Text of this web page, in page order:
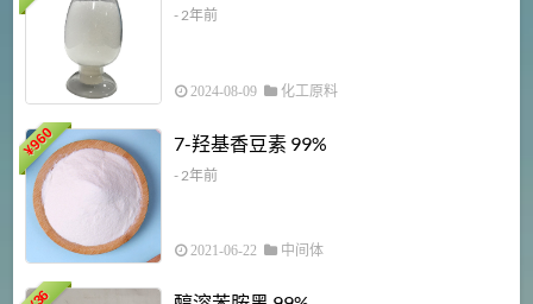
- 2年前
2024-08-09 化工原料
¥
960 7-羟基香豆素 99%
- 2年前
2021-06-22 中间体
36